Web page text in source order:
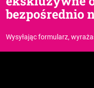
bezpośrednio
Wysyłając formularz,